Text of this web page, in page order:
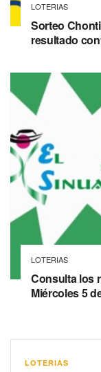
LOTERIAS
Sorteo
resultado
LOTERIAS
Consulta los
Miércoles 5
LOTERIAS